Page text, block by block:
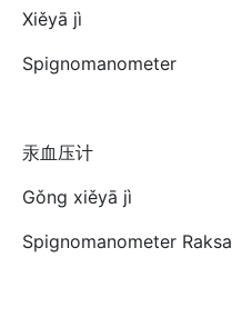
Xiěyā jì
Spignomanometer
汞血压计
Gǒng xiěyā jì
Spignomanometer Raksa